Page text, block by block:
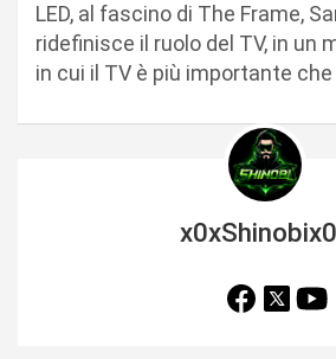
LED, al fascino di The Frame,
ridefinisce il ruolo del TV, in un
in cui il TV è più importante che